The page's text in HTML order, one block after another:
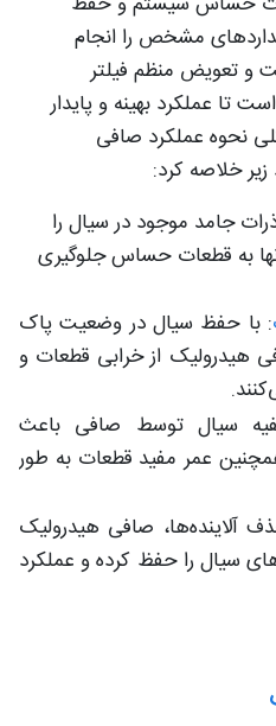
مشخص را انجام
و تعویض منظم فیلتر
تا عملکرد بهینه و پایدار
نحوه عملکرد صافی
خلاصه کرد:
جامد موجود در سیال را
به قطعات حساس جلوگیری
: با حفظ سیال در وضعیت پاک
هیدرولیک از خرابی قطعات و
سیال توسط صافی باعث
عمر مفید قطعات به طور
آلاینده‌ها، صافی هیدرولیک
سیال را حفظ کرده و عملکرد